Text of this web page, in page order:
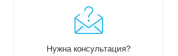
Нужна консультация?